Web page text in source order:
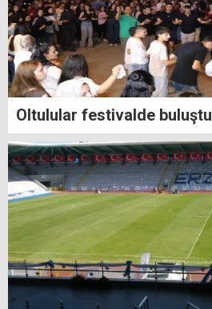
Oltulular festivalde buluştu